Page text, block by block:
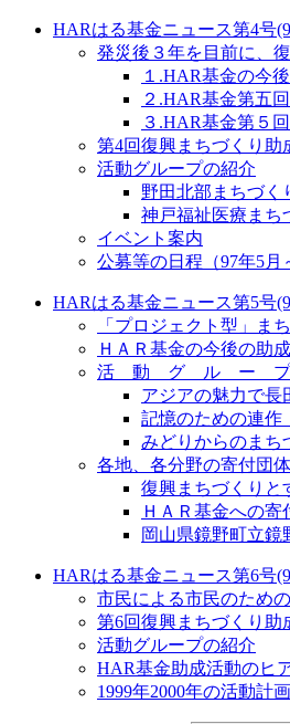
HARはる基金ニュース第4号
発災後３年を目前に、
１.HAR基金の今
２.HAR基金第五
３.HAR基金第５
第4回復興まちづくり
活動グループの紹介
野田北部まちづく
神戸福祉医療まち
イベント案内
公募等の日程（97年5月
HARはる基金ニュース第5号
「プロジェクト型」ま
ＨＡＲ基金の今後の助
活 動 グ ル ー
アジアの魅力で長
記憶のための連作
みどりからのまち
各地、各分野の寄付団
復興まちづくりと
ＨＡＲ基金への
岡山県鏡野町立鏡
HARはる基金ニュース第6号
市民による市民のため
第6回復興まちづくり助
活動グループの紹介
HAR基金助成活動のヒ
1999年2000年の活動計画